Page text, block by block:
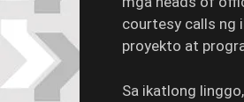
courtesy calls ng
proyekto at
Sa ikatlong